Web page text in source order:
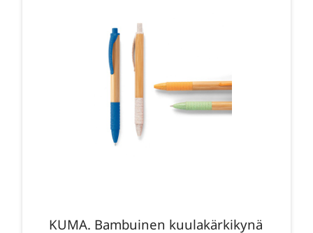
KUMA. Bambuinen kuulakärkikynä